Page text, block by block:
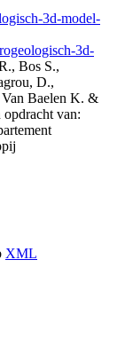
3d-model-
3d-
Bos S.,
D.,
Baelen K. &
van:
XML